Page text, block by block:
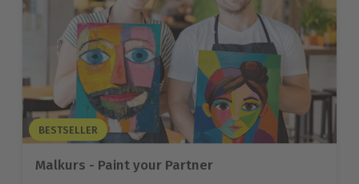
BESTSELLER
Malkurs - Paint your Partner